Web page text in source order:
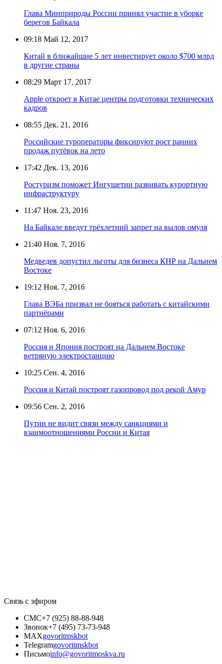
Глава Минприроды России принял участие в уборке
берегов Байкала
09:18 Май 12, 2017
Китай в ближайшие 5 лет инвестирует около $700 млрд
в другие страны
08:29 Март 17, 2017
Apple откроет в Китае центры подготовки технических
кадров
08:55 Дек. 21, 2016
Российские туроператоры фиксируют рост ранних
продаж путёвок на лето
17:42 Дек. 13, 2016
Ростуризм поможет Ингушетии развивать курортную
инфраструктуру
11:47 Ноя. 23, 2016
На Байкале введут трёхлетний запрет на вылов омуля
21:40 Ноя. 7, 2016
Медведев допустил льготы для бизнеса КНР на Дальнем
Востоке
19:12 Ноя. 7, 2016
Глава ВЭБа призвал не бояться работать с китайскими
партнёрами
07:12 Ноя. 6, 2016
Россия и Япония построят на Дальнем Востоке
ветряную электростанцию
10:25 Сен. 4, 2016
Россия и Китай построят газопровод под рекой Амур
09:56 Сен. 2, 2016
Путин не видит связи между санкциями и
взаимоотношениями России и Китая
Связь с эфиром
СМС+7 (925) 88-88-948
Звонок+7 (495) 73-73-948
MAXgovoritmskbot
Telegramgovoritmskbot
Письмоinfo@govoritmoskva.ru